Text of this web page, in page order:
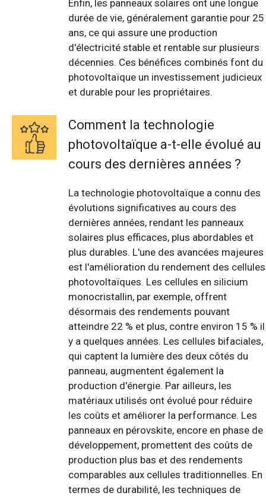
Enfin, les panneaux solaires ont une longue
durée de vie, généralement garantie pour 25
ans, ce qui assure une production
d'électricité stable et rentable sur plusieurs
décennies. Ces bénéfices combinés font du
photovoltaïque un investissement judicieux
et durable pour les propriétaires.
Comment la technologie
photovoltaïque a-t-elle évolué au
cours des dernières années ?
La technologie photovoltaïque a connu des
évolutions significatives au cours des
dernières années, rendant les panneaux
solaires plus efficaces, plus abordables et
plus durables. L'une des avancées majeures
est l'amélioration du rendement des cellules
photovoltaïques. Les cellules en silicium
monocristallin, par exemple, offrent
désormais des rendements pouvant
atteindre 22 % et plus, contre environ 15 % il
y a quelques années. Les cellules bifaciales,
qui captent la lumière des deux côtés du
panneau, augmentent également la
production d'énergie. Par ailleurs, les
matériaux utilisés ont évolué pour réduire
les coûts et améliorer la performance. Les
panneaux en pérovskite, encore en phase de
développement, promettent des coûts de
production plus bas et des rendements
comparables aux cellules traditionnelles. En
termes de durabilité, les techniques de